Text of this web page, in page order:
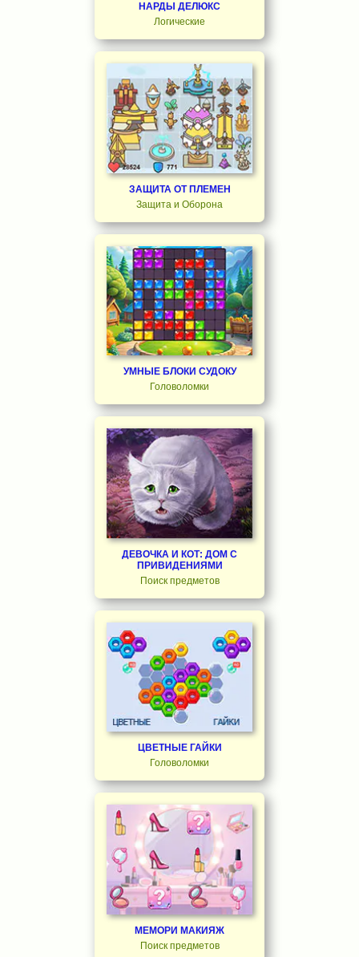
НАРДЫ ДЕЛЮКС
Логические
ЗАЩИТА ОТ ПЛЕМЕН
Защита и Оборона
УМНЫЕ БЛОКИ СУДОКУ
Головоломки
ДЕВОЧКА И КОТ: ДОМ С
ПРИВИДЕНИЯМИ
Поиск предметов
ЦВЕТНЫЕ ГАЙКИ
Головоломки
МЕМОРИ МАКИЯЖ
Поиск предметов